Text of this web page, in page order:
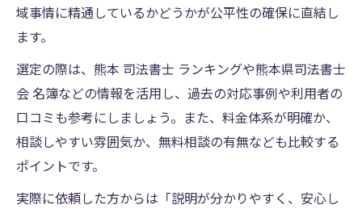
域事情に精通しているかどうかが公平性の確保に直結し
ます。
選定の際は、熊本 司法書士 ランキングや熊本県司法書士
会 名簿などの情報を活用し、過去の対応事例や利用者の
口コミも参考にしましょう。また、料金体系が明確か、
相談しやすい雰囲気か、無料相談の有無なども比較する
ポイントです。
実際に依頼した方からは「説明が分かりやすく、安心し